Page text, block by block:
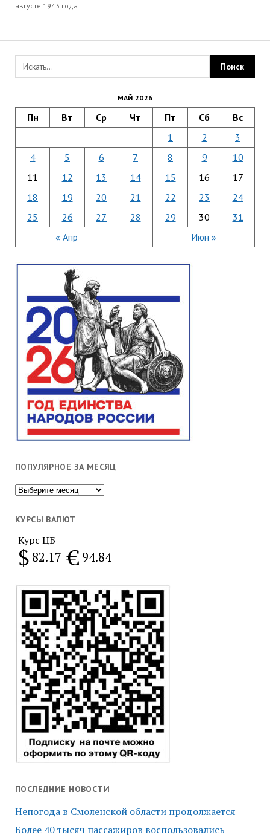
августе 1943 года.
МАЙ 2026
Пн Вт Ср Чт Пт Сб Вс
« Апр Июн »
1 2
3
4
5 6 7 8 9
10
11
12 13 14 15 16
17
18
19 20 21 22 23
24
25
26 27 28 29 30 31
ПОПУЛЯРНОЕ ЗА МЕСЯЦ
Популярное
месяц
КУРСЫ ВАЛЮТ
Курс ЦБ
$ 82.17 € 94.84
ПОСЛЕДНИЕ НОВОСТИ
Непогода в Смоленской области продолжается
Более 40 тысяч пассажиров воспользовались